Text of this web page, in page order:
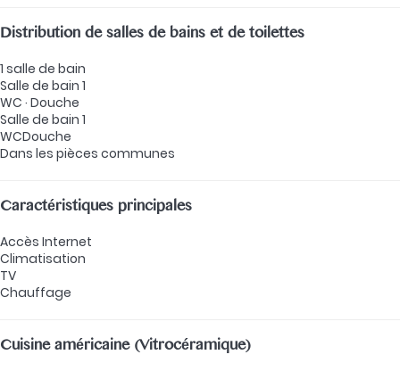
Distribution de salles de bains et de toilettes
1 salle de bain
Salle de bain 1
WC · Douche
Salle de bain 1
WCDouche
Dans les pièces communes
Caractéristiques principales
Accès Internet
Climatisation
TV
Chauffage
Cuisine américaine (Vitrocéramique)